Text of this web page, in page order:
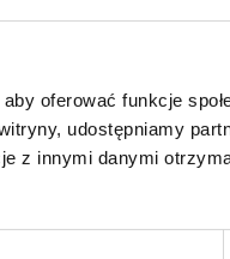
oferować funkcje
udostępniamy
z innymi danymi